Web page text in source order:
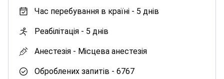
Час перебування в країні - 5 днів
Реабілітація - 5 днів
Анестезія - Місцева анестезія
Оброблених запитів - 6767